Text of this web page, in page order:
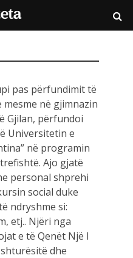
pas përfundimit të
mesme në gjimnazin
Gjilan, përfundoi
Universitetin e
në programin
Ajo gjatë
personal shprehi
social duke
ndryshme si:
etj.. Njëri nga
e të Qenët Një I
dhe